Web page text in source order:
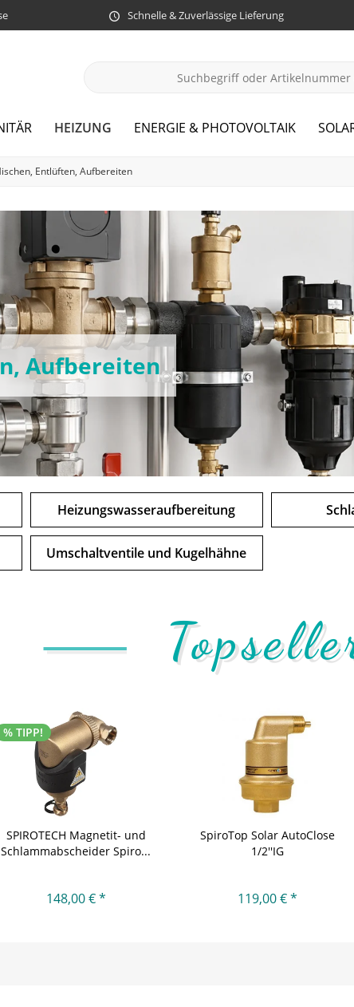
Schnelle & Zuverlässige Lieferung
HEIZUNG ENERGIE & PHOTOVOLTAIK
Entlüften, Aufbereiten
Aufbereiten
Heizungswasseraufbereitung
Umschaltventile und Kugelhähne
% TIPP!
SPIROTECH Magnetit- und
Schlammabscheider Spiro...
148,00 € *
SpiroTop Solar AutoClose
1/2''IG
119,00 € *